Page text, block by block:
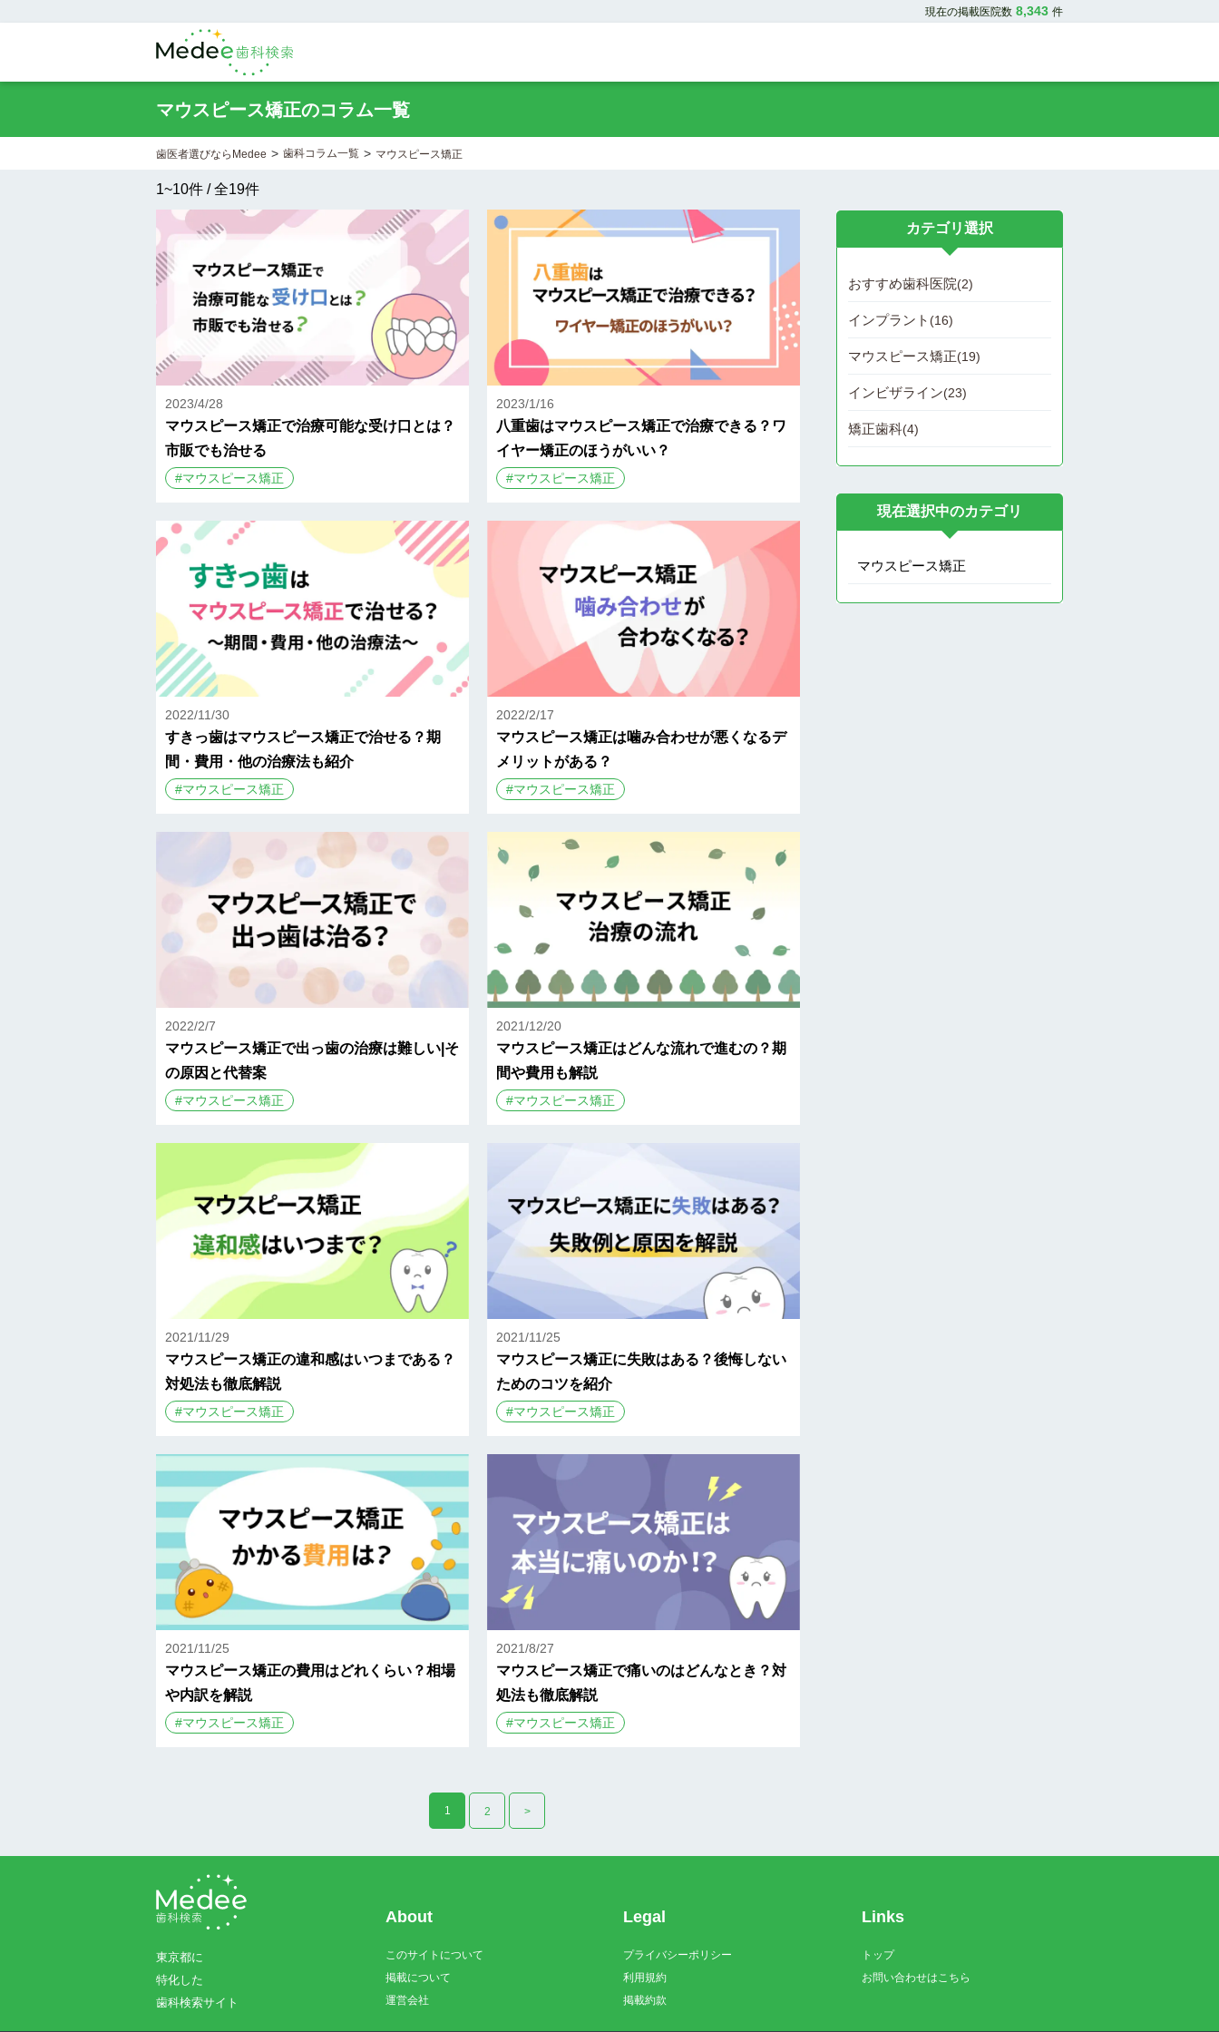
現在の掲載医院数 8,343 件
マウスピース矯正のコラム一覧
歯医者選びならMedee > 歯科コラム一覧 > マウスピース矯正
1~10件 / 全19件
2023/4/28
マウスピース矯正で治療可能な受け口とは？
市販でも治せる
#マウスピース矯正
2023/1/16
八重歯はマウスピース矯正で治療できる？ワ
イヤー矯正のほうがいい？
#マウスピース矯正
2022/11/30
すきっ歯はマウスピース矯正で治せる？期
間・費用・他の治療法も紹介
#マウスピース矯正
2022/2/17
マウスピース矯正は噛み合わせが悪くなるデ
メリットがある？
#マウスピース矯正
2022/2/7
マウスピース矯正で出っ歯の治療は難しい|そ
の原因と代替案
#マウスピース矯正
2021/12/20
マウスピース矯正はどんな流れで進むの？期
間や費用も解説
#マウスピース矯正
2021/11/29
マウスピース矯正の違和感はいつまである？
対処法も徹底解説
#マウスピース矯正
2021/11/25
マウスピース矯正に失敗はある？後悔しない
ためのコツを紹介
#マウスピース矯正
2021/11/25
マウスピース矯正の費用はどれくらい？相場
や内訳を解説
#マウスピース矯正
2021/8/27
マウスピース矯正で痛いのはどんなとき？対
処法も徹底解説
#マウスピース矯正
1 2 >
カテゴリ選択
おすすめ歯科医院(2)
インプラント (16)
マウスピース矯正(19)
インビザライン(23)
矯正歯科(4)
現在選択中のカテゴリ
マウスピース矯正
東京都に
特化した
歯科検索サイト
About
このサイトについて
掲載について
運営会社
Legal
プライバシーポリシー
利用規約
掲載約款
Links
トップ
お問い合わせはこちら